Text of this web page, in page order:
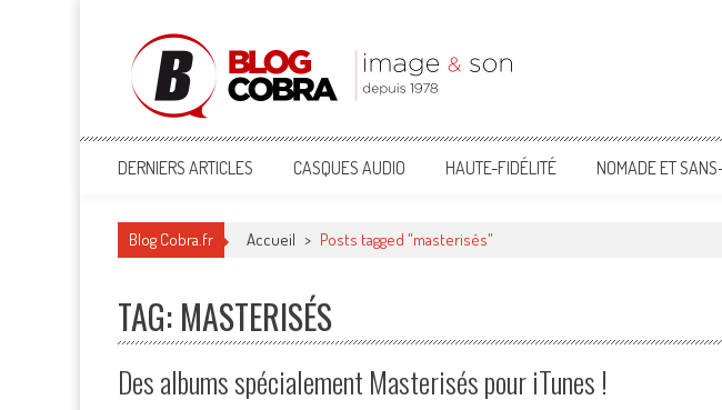
Blog Cobra
Toute l'actu Image & Son !
DERNIERS ARTICLES CASQUES AUDIO HAUTE-FIDÉLITÉ NOMADE ET
Blog Cobra.fr Accueil > Posts tagged "masterisés"
TAG: MASTERISÉS
Des albums spécialement Masterisés pour iTunes !